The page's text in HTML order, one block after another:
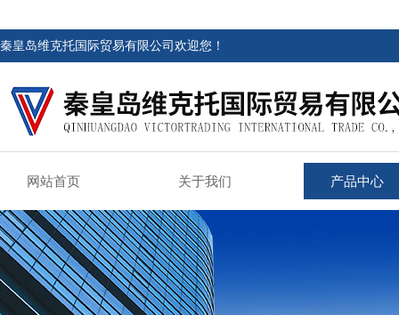
秦皇岛维克托国际贸易有限公司欢迎您！
网站首页 关于我们 产品中心